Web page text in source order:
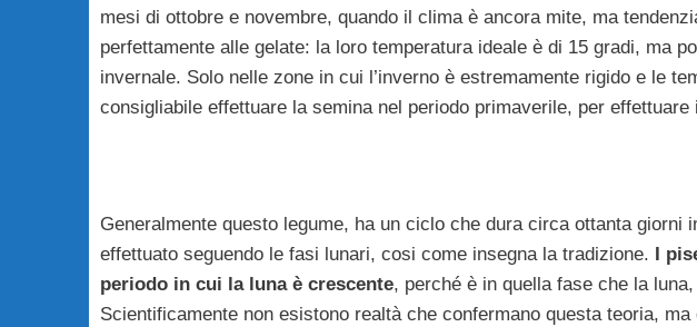
mesi di ottobre e novembre, quando il clima è ancora mite, ma
perfettamente alle gelate: la loro temperatura ideale è di 15 gradi, ma
invernale. Solo nelle zone in cui l’inverno è estremamente rigido e le
consigliabile effettuare la semina nel periodo primaverile, per effettuare
Generalmente questo legume, ha un ciclo che dura circa ottanta giorni
effettuato seguendo le fasi lunari, cosi come insegna la tradizione.
I
periodo in cui la luna è crescente, perché è in quella fase che la
Scientificamente non esistono realtà che confermano questa teoria,